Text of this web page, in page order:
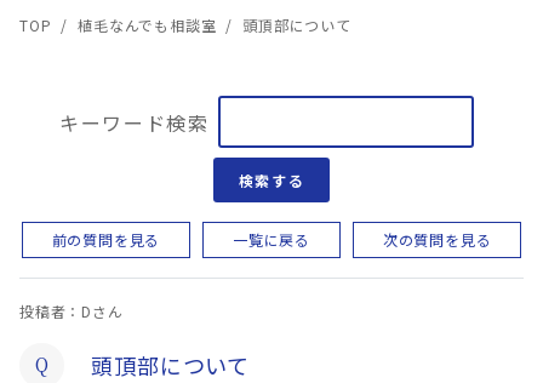
TOP / 植毛なんでも相談室 / 頭頂部について
キーワード検索
検索する
前の質問を見る 一覧に戻る 次の質問を見る
投稿者：Dさん
Q 頭頂部について